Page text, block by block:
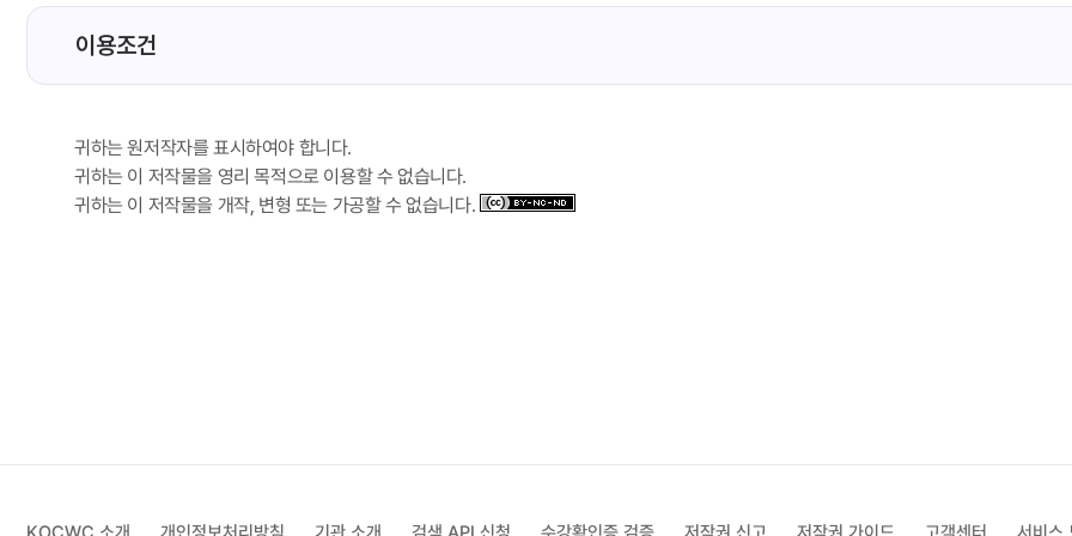
이용조건
귀하는 원저작자를 표시하여야 합니다.
귀하는 이 저작물을 영리 목적으로 이용할 수 없습니다.
귀하는 이 저작물을 개작, 변형 또는 가공할 수 없습니다.
KOCWC 소개 개인정보처리방침 기관 소개 검색 API 신청 수강확인증 검증 저작권 신고 저작권 가이드 고객센터 서비스